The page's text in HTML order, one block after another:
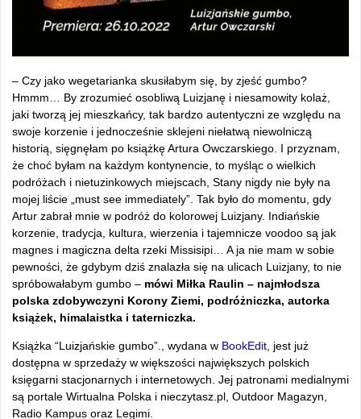
– Czy jako wegetarianka skusiłabym się, by zjeść gumbo?
Hmmm… By zrozumieć osobliwą Luizjanę i niesamowity kolaż,
jaki tworzą jej mieszkańcy, tak bardzo autentyczni ze względu na
swoje korzenie i jednocześnie sklejeni niełatwą niewolniczą
historią, sięgnęłam po książkę Artura Owczarskiego. I przyznam,
że choć byłam na każdym kontynencie, to myśląc o wielkich
podróżach i nietuzinkowych miejscach, Stany nigdy nie były na
mojej liście „must see immediately”. Tak było do momentu, gdy
Artur zabrał mnie w podróż do kolorowej Luizjany. Indiańskie
korzenie, tradycja, kultura, wierzenia i tajemnicze voodoo są jak
magnes i magiczna delta rzeki Missisipi… A ja nie mam w sobie
pewności, że gdybym dziś znalazła się na ulicach Luizjany, to nie
spróbowałabym gumbo – mówi Miłka Raulin – najmłodsza
polska zdobywczyni Korony Ziemi, podróżniczka, autorka
książek, himalaistka i taterniczka.
Książka “Luizjańskie gumbo”., wydana w BookEdit , jest już
dostępna w sprzedaży w większości największych polskich
księgarni stacjonarnych i internetowych. Jej patronami medialnymi
są portale Wirtualna Polska i nieczytasz.pl, Outdoor Magazyn,
Radio Kampus oraz Legimi.